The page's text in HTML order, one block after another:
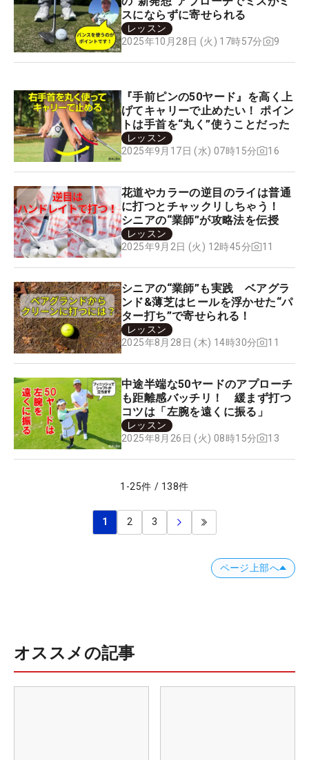
スにならずに寄せられる
レッスン
2025年10月28日 (火) 17時57分
9
『手前ピンの50ヤード』を高く上
げてキャリーで止めたい！ ポイン
トは手首を“丸く”使うことだった
レッスン
2025年9月17日 (水) 07時15分
16
花道やカラーの逆目のライは普通
に打つとチャックリしちゃう！
シニアの“業師”が攻略法を伝授
レッスン
2025年9月2日 (火) 12時45分
11
シニアの“業師”も実践 ベアグラ
ンド&薄芝はヒールを浮かせた“パ
ター打ち”で寄せられる！
レッスン
2025年8月28日 (木) 14時30分
11
中途半端な50ヤードのアプローチ
も距離感バッチリ！ 緩まず打つ
コツは「左腕を遠くに振る」
レッスン
2025年8月26日 (火) 08時15分
13
1 -25件 / 138件
1 2 3
ページ上部へ
オススメの記事